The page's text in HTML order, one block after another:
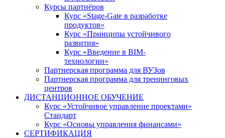
Курсы партнёров
Курс «Stage-Gate в разработке
продуктов»
Курс «Принципы устойчивого
развития»
Курс «Введение в BIM-
технологии»
Партнерская программа для ВУЗов
Партнерская программа для тренинговых
центров
ДИСТАНЦИОННОЕ ОБУЧЕНИЕ
Курс «Устойчивое управление проектами»
Стандарт
Курс «Основы управления финансами»
СЕРТИФИКАЦИЯ